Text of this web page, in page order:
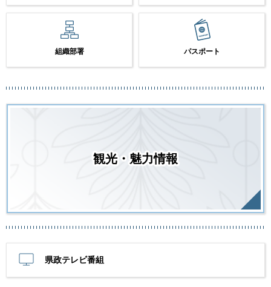
組織部署 パスポート
観光・魅力情報
県政テレビ番組